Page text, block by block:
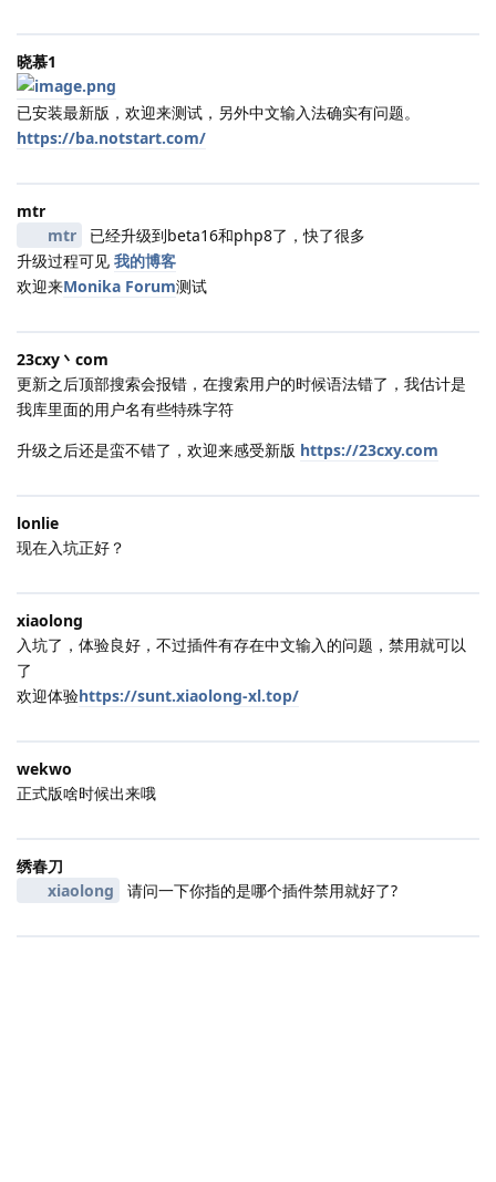
晓慕1
已安装最新版，欢迎来测试，另外中文输入法确实有问题。
https://ba.notstart.com/
mtr
mtr
已经升级到beta16和php8了，快了很多
升级过程可见 我的博客
欢迎来Monika Forum测试
23cxy丶com
更新之后顶部搜索会报错，在搜索用户的时候语法错了，我估计是
我库里面的用户名有些特殊字符
升级之后还是蛮不错了，欢迎来感受新版 https://23cxy.com
lonlie
现在入坑正好？
xiaolong
入坑了，体验良好，不过插件有存在中文输入的问题，禁用就可以
了
欢迎体验https://sunt.xiaolong-xl.top/
wekwo
正式版啥时候出来哦
绣春刀
xiaolong
请问一下你指的是哪个插件禁用就好了?